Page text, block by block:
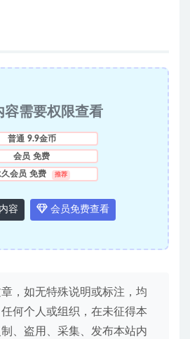
容需要权限查看
普通 9.9金币
会员 免费
久会员 免费 推荐
容 会员免费查看
，如无特殊说明或标注，均
何个人或组织，在未征得本
、盗用、采集、发布本站内